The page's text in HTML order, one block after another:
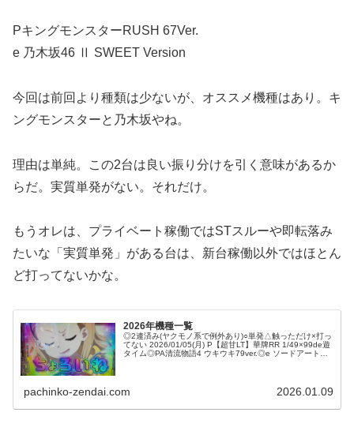
PキングモンスターRUSH 67Ver.
e 乃木坂46 Ⅱ SWEET Version
今回は前回より種類は少ないが、オススメ機種はあり。キ
ングモンスターと乃木坂やね。
理由は単純。この2台は良い振り分けを引く意味があるか
らだ。実質単発がない。それだけ。
もうオレは、プライベート稼働ではSTスルーや即転落み
たいな「実質単発」がある台は、新台稼働以外ではほとん
ど打ってないかな。
2026年機種一覧
◎2連済み(ヤクモノ系で例外あり)○単発△触っただけ×打っ
てない 2026/01/05(月) P【超甘LT】華牌RR 1/49×99de遊
タイム◎PA清流物語4 ウキウキ79ver.◎e ソードアート・
pachinko-zendai.com 2026.01.09